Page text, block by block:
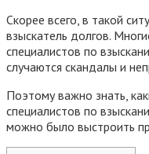
Скорее всего, в такой
взыскатель долгов.
специалистов по
случаются скандалы и
Поэтому важно знать,
специалистов по
можно было выстроить